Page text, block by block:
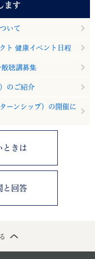
ます
いて
ト 健康イベント日程
聴講募集
のご紹介
ーンシップ）の開催に
ときは
と回答